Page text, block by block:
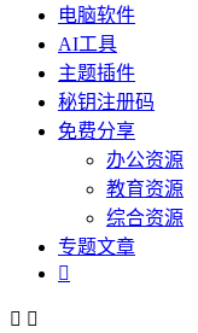
电脑软件
AI工具
主题插件
秘钥注册码
免费分享
办公资源
教育资源
综合资源
专题文章

 